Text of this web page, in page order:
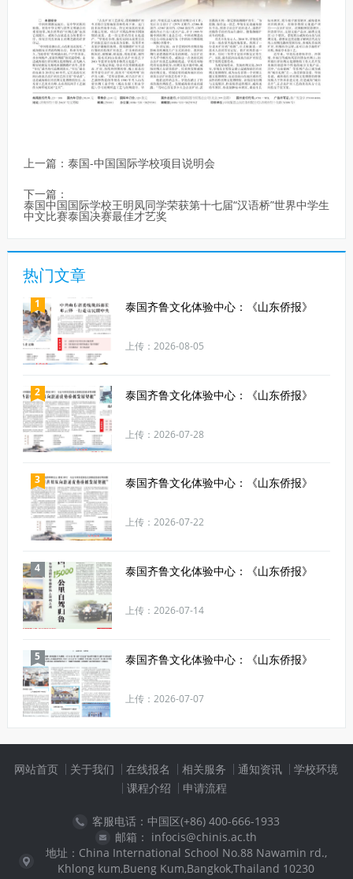
上一篇： 泰国-中国国际学校项目说明会
下一篇：
泰国中国国际学校王明凤同学荣获第十七届“汉语桥”世界中学生
中文比赛泰国决赛最佳才艺奖
热门文章
1 泰国齐鲁文化体验中心：《山东侨报》
上传：2026-08-05
2 泰国齐鲁文化体验中心：《山东侨报》
上传：2026-07-28
3 泰国齐鲁文化体验中心：《山东侨报》
上传：2026-07-22
4 泰国齐鲁文化体验中心：《山东侨报》
上传：2026-07-14
5 泰国齐鲁文化体验中心：《山东侨报》
上传：2026-07-07
网站首页 关于我们 在线报名 相关服务 通知资讯
学校环境
课程介绍
申请流程
客服电话：中国区(+86) 400-666-1933
邮箱： infocis@chinis.ac.th
地址：China International School No.88 Nawamin rd.,
Khlong kum,Bueng Kum,Bangkok,Thailand 10230